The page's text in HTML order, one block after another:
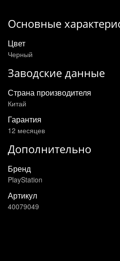
Основные
Цвет
Черный
Заводские данные
Страна производителя
Китай
Гарантия
12 месяцев
Дополнительно
Бренд
PlayStation
Артикул
40079049